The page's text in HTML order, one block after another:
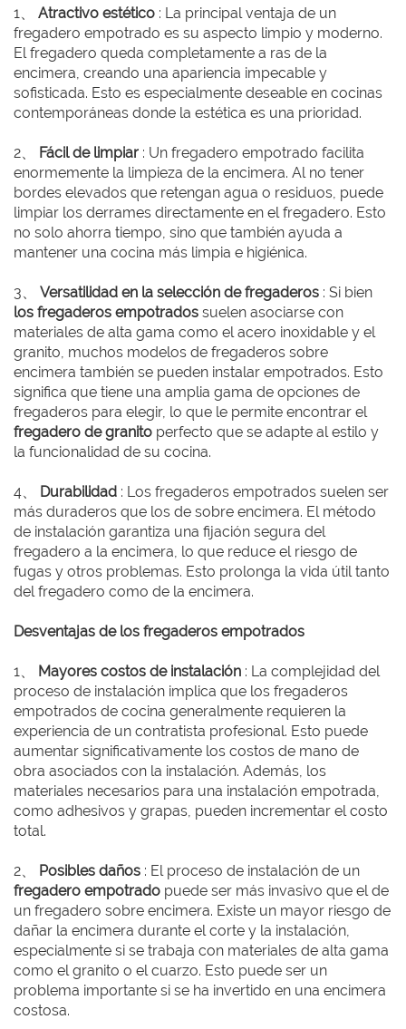
1、 Atractivo estético : La principal ventaja de un
fregadero empotrado es su aspecto limpio y moderno.
El fregadero queda completamente a ras de la
encimera, creando una apariencia impecable y
sofisticada. Esto es especialmente deseable en cocinas
contemporáneas donde la estética es una prioridad.
2、 Fácil de limpiar : Un fregadero empotrado facilita
enormemente la limpieza de la encimera. Al no tener
bordes elevados que retengan agua o residuos, puede
limpiar los derrames directamente en el fregadero. Esto
no solo ahorra tiempo, sino que también ayuda a
mantener una cocina más limpia e higiénica.
3、 Versatilidad en la selección de fregaderos : Si bien
los fregaderos empotrados suelen asociarse con
materiales de alta gama como el acero inoxidable y el
granito, muchos modelos de fregaderos sobre
encimera también se pueden instalar empotrados. Esto
significa que tiene una amplia gama de opciones de
fregaderos para elegir, lo que le permite encontrar el
fregadero de granito perfecto que se adapte al estilo y
la funcionalidad de su cocina.
4、 Durabilidad : Los fregaderos empotrados suelen ser
más duraderos que los de sobre encimera. El método
de instalación garantiza una fijación segura del
fregadero a la encimera, lo que reduce el riesgo de
fugas y otros problemas. Esto prolonga la vida útil tanto
del fregadero como de la encimera.
Desventajas de los fregaderos empotrados
1、 Mayores costos de instalación : La complejidad del
proceso de instalación implica que los fregaderos
empotrados de cocina generalmente requieren la
experiencia de un contratista profesional. Esto puede
aumentar significativamente los costos de mano de
obra asociados con la instalación. Además, los
materiales necesarios para una instalación empotrada,
como adhesivos y grapas, pueden incrementar el costo
total.
2、 Posibles daños : El proceso de instalación de un
fregadero empotrado puede ser más invasivo que el de
un fregadero sobre encimera. Existe un mayor riesgo de
dañar la encimera durante el corte y la instalación,
especialmente si se trabaja con materiales de alta gama
como el granito o el cuarzo. Esto puede ser un
problema importante si se ha invertido en una encimera
costosa.